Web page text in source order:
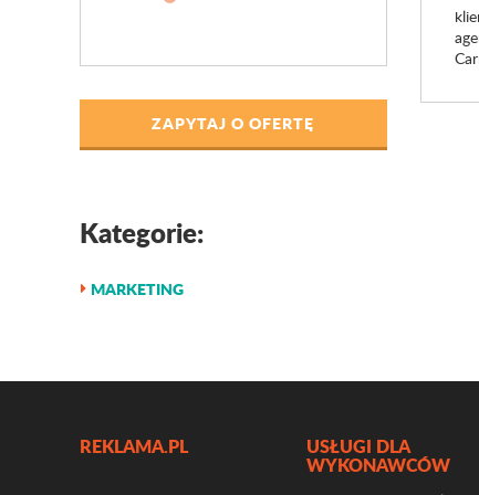
ZAPYTAJ O OFERTĘ
Kategorie:
MARKETING
REKLAMA.PL USŁUGI DLA
WYKONAWCÓW